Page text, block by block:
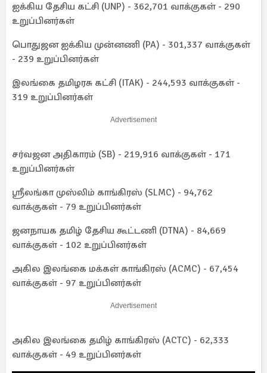
ஐக்கிய தேசிய கட்சி (UNP) - 362,701 வாக்குகள் - 290
உறுப்பினர்கள்
பொதுஜன ஐக்கிய முன்னணி (PA) - 301,337 வாக்குகள்
- 239 உறுப்பினர்கள்
இலங்கை தமிழரசு கட்சி (ITAK) - 244,593 வாக்குகள் -
319 உறுப்பினர்கள்
Advertisement
சர்வஜன அதிகாரம் (SB) - 219,916 வாக்குகள் - 171
உறுப்பினர்கள்
ஶ்ரீலங்கா முஸ்லிம் காங்கிரஸ் (SLMC) - 94,762
வாக்குகள் - 79 உறுப்பினர்கள்
ஜனநாயக தமிழ் தேசிய கூட்டணி (DTNA) - 84,669
வாக்குகள் - 102 உறுப்பினர்கள்
அகில இலங்கை மக்கள் காங்கிரஸ் (ACMC) - 67,454
வாக்குகள் - 97 உறுப்பினர்கள்
Advertisement
அகில இலங்கை தமிழ் காங்கிரஸ் (ACTC) - 62,333
வாக்குகள் - 49 உறுப்பினர்கள்